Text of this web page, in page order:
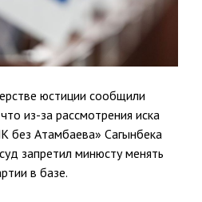
юстиции сообщили
из-за рассмотрения иска
без Атамбаева» Сагынбека
запретил минюсту менять
в базе.